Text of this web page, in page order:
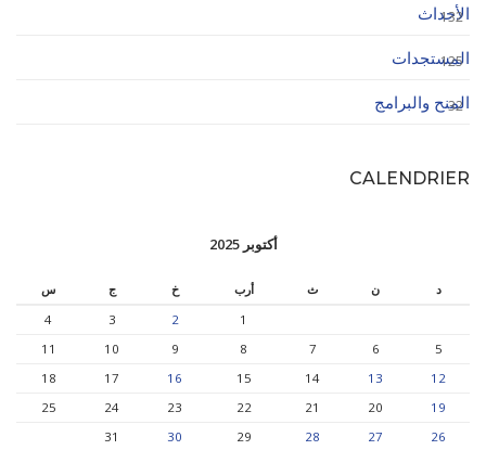
الأحداث
132
المستجدات
125
المنح والبرامج
32
CALENDRIER
أكتوبر 2025
د ن ث أرب خ ج
س
1
2
3
4
5
6
7
8
9
10
11
12
13
14
15
16
17
18
19
20
21
22
23
24
25
26
27
28
29
30
31